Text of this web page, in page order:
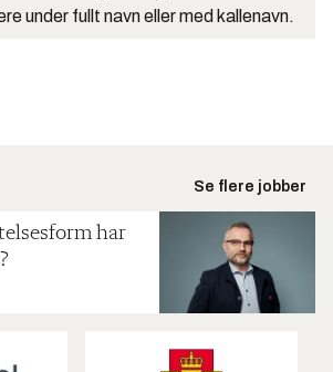
under fullt navn eller med kallenavn.
Se flere jobber
har